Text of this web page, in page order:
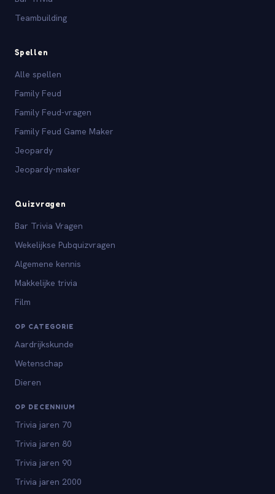
Teambuilding
Spellen
Alle spellen
Family Feud
Family Feud-vragen
Family Feud Game Maker
Jeopardy
Jeopardy-maker
Quizvragen
Bar Trivia Vragen
Wekelijkse Pubquizvragen
Algemene kennis
Makkelijke trivia
Film
OP CATEGORIE
Aardrijkskunde
Wetenschap
Dieren
OP DECENNIUM
Trivia jaren 70
Trivia jaren 80
Trivia jaren 90
Trivia jaren 2000